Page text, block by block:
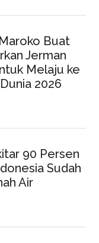
Buat
Jerman
Melaju ke
2026
90 Persen
Sudah
Air